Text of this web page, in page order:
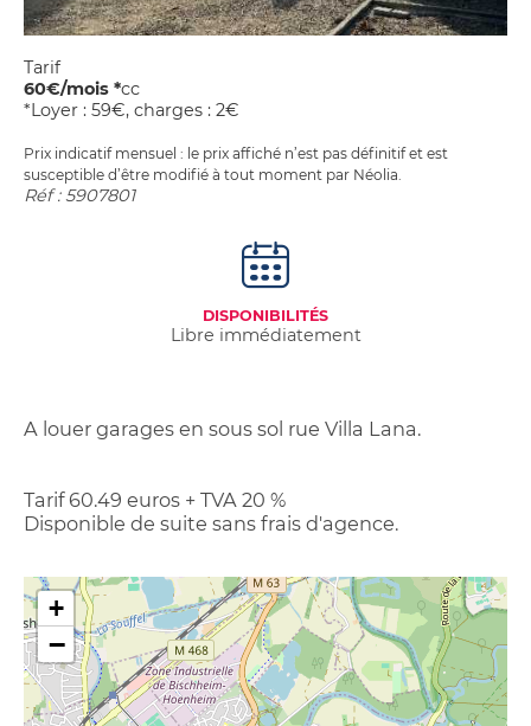
à
louer
Tarif
60€/mois *cc
*Loyer : 59€, charges : 2€
Prix indicatif mensuel : le prix affiché n’est pas définitif et est
susceptible d’être modifié à tout moment par Néolia.
Réf : 5907801
DISPONIBILITÉS
Libre immédiatement
A louer garages en sous sol rue Villa Lana.
Tarif 60.49 euros + TVA 20 %
Disponible de suite sans frais d'agence.
+
−